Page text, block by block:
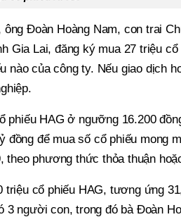
ông Đoàn Hoàng Nam, con trai
Gia Lai, đăng ký mua 27 triệu
nào của công ty. Nếu giao dịch
phiếu HAG ở ngưỡng 16.200
đồng để mua số cổ phiếu mong
theo phương thức thỏa thuận
triệu cổ phiếu HAG, tương ứng
3 người con, trong đó bà Đoàn